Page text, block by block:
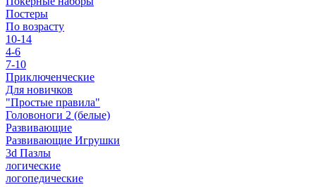
Постеры
По возрасту
10-14
4-6
7-10
Приключенческие
Для новичков
"Простые правила"
Головоноги 2 (белые)
Развивающие
Развивающие Игрушки
3d Пазлы
логические
логопедические